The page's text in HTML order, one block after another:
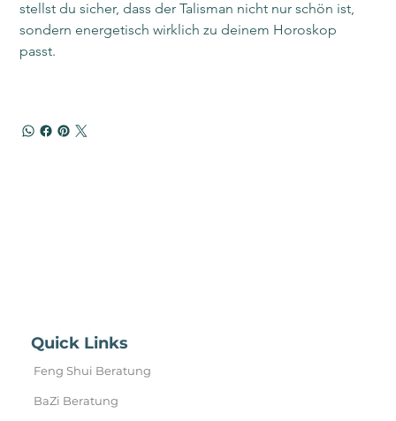
stellst du sicher, dass der Talisman nicht nur schön ist,
sondern energetisch wirklich zu deinem Horoskop
passt.
Quick Links
Feng Shui Beratung
BaZi Beratung